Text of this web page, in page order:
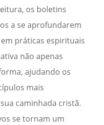
os boletins
a se aprofundarem
práticas espirituais
não apenas
ajudando os
mais
caminhada cristã.
se tornam um